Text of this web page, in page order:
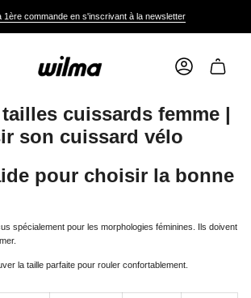
1ère commande en s'inscrivant à la newsletter
COMPTE
cuissards femme |
son cuissard vélo
pour choisir la bonne
spécialement pour les morphologies féminines. Ils doivent
la taille parfaite pour rouler confortablement.